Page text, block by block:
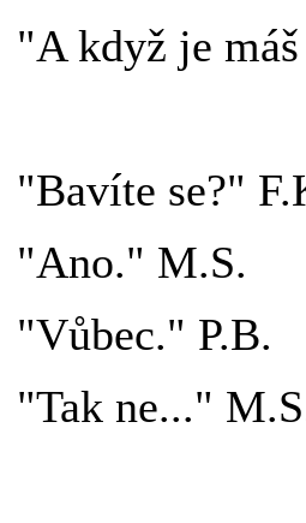
"A když je
"Bavíte se?"
"Ano." M.S.
"Vůbec." P.B.
"Tak ne..."